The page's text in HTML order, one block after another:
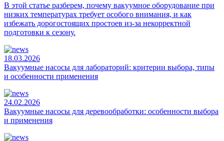
В этой статье разберем, почему вакуумное оборудование при
низких температурах требует особого внимания, и как
избежать дорогостоящих простоев из-за некорректной
подготовки к сезону.
18.03.2026
Вакуумные насосы для лабораторий: критерии выбора, типы
и особенности применения
24.02.2026
Вакуумные насосы для деревообработки: особенности выбора
и применения